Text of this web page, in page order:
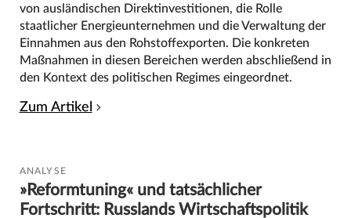
von ausländischen Direktinvestitionen, die Rolle
staatlicher Energieunternehmen und die Verwaltung der
Einnahmen aus den Rohstoffexporten. Die konkreten
Maßnahmen in diesen Bereichen werden abschließend in
den Kontext des politischen Regimes eingeordnet.
Zum Artikel
ANALYSE
»Reformtuning« und tatsächlicher
Fortschritt: Russlands Wirtschaftspolitik